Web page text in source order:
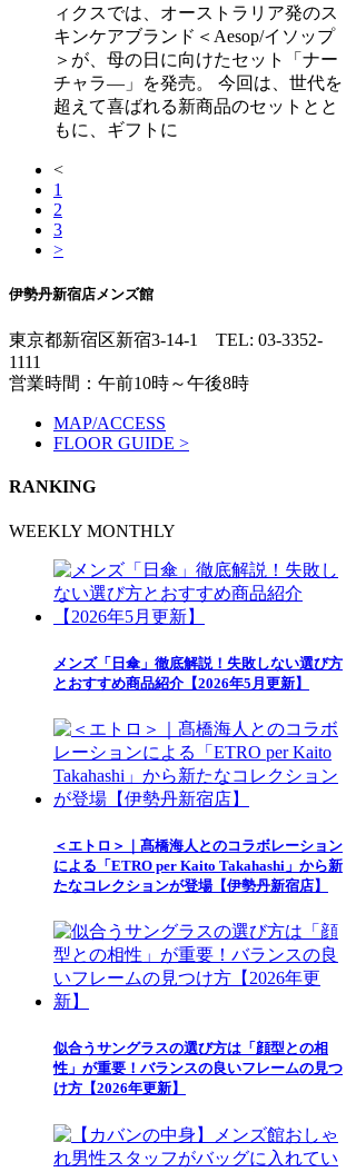
ィクスでは、オーストラリア発のス
キンケアブランド＜Aesop/イソップ
＞が、母の日に向けたセット「ナー
チャラ―」を発売。 今回は、世代を
超えて喜ばれる新商品のセットとと
もに、ギフトに
<
1
2
3
>
伊勢丹新宿店メンズ館
東京都新宿区新宿3-14-1 TEL: 03-3352-
1111
営業時間：午前10時～午後8時
MAP/ACCESS
FLOOR GUIDE >
RANKING
WEEKLY MONTHLY
メンズ「日傘」徹底解説！失敗しない選び方
とおすすめ商品紹介【2026年5月更新】
＜エトロ＞｜髙橋海人とのコラボレーション
による「ETRO per Kaito Takahashi」から新
たなコレクションが登場【伊勢丹新宿店】
似合うサングラスの選び方は「顔型との相
性」が重要！バランスの良いフレームの見つ
け方【2026年更新】